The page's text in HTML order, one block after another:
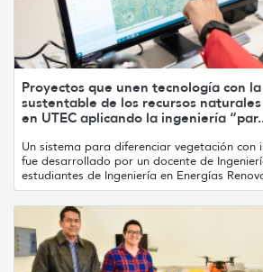
Proyectos que unen tecnología con
sustentable de los recursos
en UTEC aplicando la ingeniería
Un sistema para diferenciar vegetación con
fue desarrollado por un docente de
estudiantes de Ingeniería en Energías